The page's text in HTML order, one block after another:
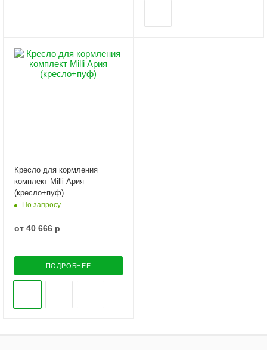
Кресло для кормления
комплект Milli Ария
(кресло+пуф)
По запросу
от 40 666 р
ПОДРОБНЕЕ